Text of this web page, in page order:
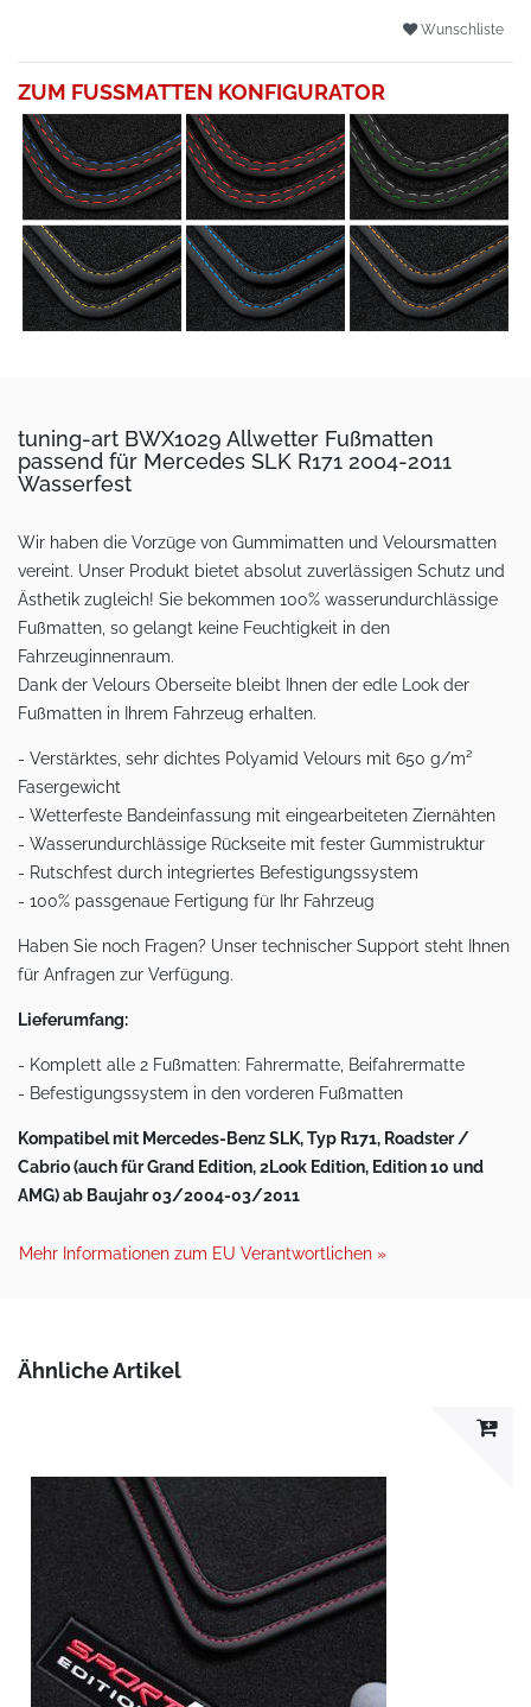
Wunschliste
ZUM FUSSMATTEN KONFIGURATOR
tuning-art BWX1029 Allwetter Fußmatten
passend für Mercedes SLK R171 2004-2011
Wasserfest
Wir haben die Vorzüge von Gummimatten und Veloursmatten
vereint. Unser Produkt bietet absolut zuverlässigen Schutz und
Ästhetik zugleich! Sie bekommen 100% wasserundurchlässige
Fußmatten, so gelangt keine Feuchtigkeit in den
Fahrzeuginnenraum.
Dank der Velours Oberseite bleibt Ihnen der edle Look der
Fußmatten in Ihrem Fahrzeug erhalten.
- Verstärktes, sehr dichtes Polyamid Velours mit 650 g/m²
Fasergewicht
- Wetterfeste Bandeinfassung mit eingearbeiteten Ziernähten
- Wasserundurchlässige Rückseite mit fester Gummistruktur
- Rutschfest durch integriertes Befestigungssystem
- 100% passgenaue Fertigung für Ihr Fahrzeug
Haben Sie noch Fragen? Unser technischer Support steht Ihnen
für Anfragen zur Verfügung.
Lieferumfang:
- Komplett alle 2 Fußmatten: Fahrermatte, Beifahrermatte
- Befestigungssystem in den vorderen Fußmatten
Kompatibel mit Mercedes-Benz SLK, Typ R171, Roadster /
Cabrio (auch für Grand Edition, 2Look Edition, Edition 10 und
AMG) ab Baujahr 03/2004-03/2011
Mehr Informationen zum EU Verantwortlichen »
Ähnliche Artikel